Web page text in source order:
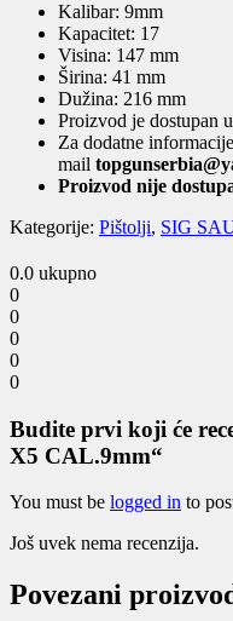
Kalibar: 9mm
Kapacitet: 17
Visina: 147 mm
Širina: 41 mm
Dužina: 216 mm
Proizvod je dostupan
Za dodatne
mail
Proizvod nije
Kategorije: Pištolji, SIG
0.0 ukupno
0
0
0
0
0
Budite prvi koji će
X5 CAL.9mm“
You must be logged in to
Još uvek nema recenzija.
Povezani